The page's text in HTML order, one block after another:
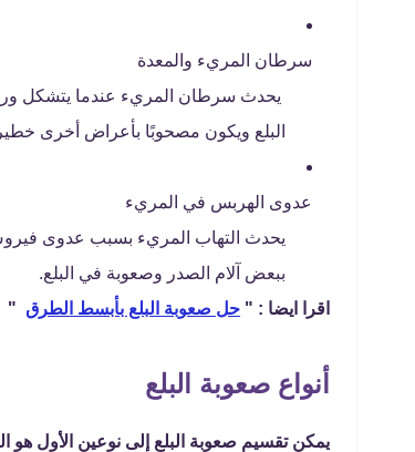
سرطان المريء والمعدة
يحدث سرطان المريء عندما يتشكل
البلع ويكون مصحوبًا بأعراض أخرى
عدوى الهربس في المريء
ببعض آلام الصدر وصعوبة في البلع.
اقرا ايضا : " حل صعوبة البلع بأبسط الطرق "
أنواع صعوبة البلع
يمكن تقسيم صعوبة البلع إلى نوعين الأول هو